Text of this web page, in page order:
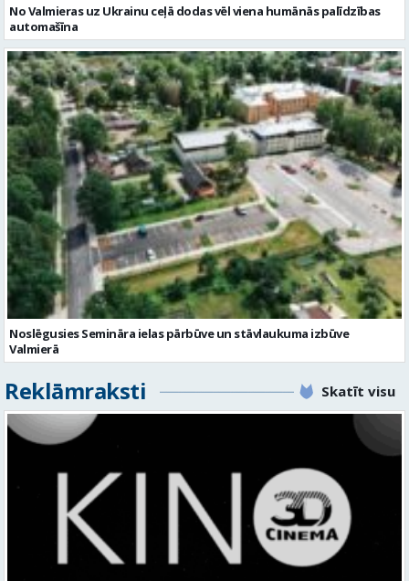
Noslēgusies Semināra ielas pārbūve un stāvlaukuma izbūve
Valmierā
Reklāmraksti Skatīt visu